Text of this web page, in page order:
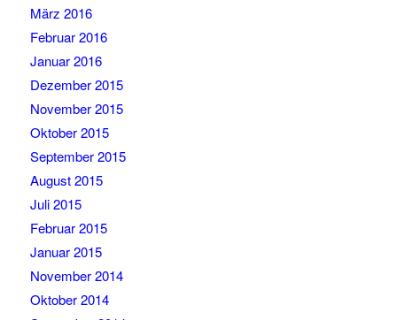
März 2016
Februar 2016
Januar 2016
Dezember 2015
November 2015
Oktober 2015
September 2015
August 2015
Juli 2015
Februar 2015
Januar 2015
November 2014
Oktober 2014